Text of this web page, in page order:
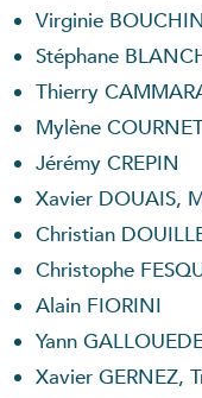
Virginie BOUCHIN
Stéphane
Thierry
Mylène
Jérémy CREPIN
Xavier DOUAIS,
Christian
Christophe
Alain FIORINI
Yann
Xavier GERNEZ,